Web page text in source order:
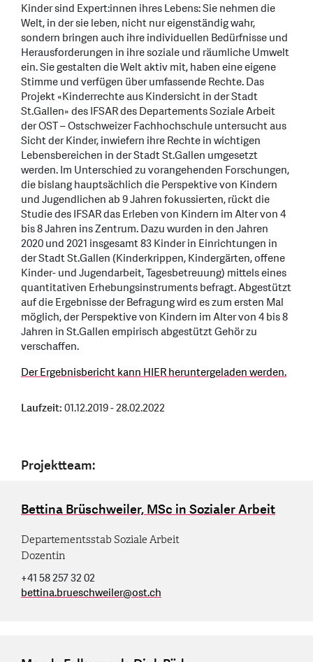
Kinder sind Expert:innen ihres Lebens: Sie nehmen die
Welt, in der sie leben, nicht nur eigenständig wahr,
sondern bringen auch ihre individuellen Bedürfnisse und
Herausforderungen in ihre soziale und räumliche Umwelt
ein. Sie gestalten die Welt aktiv mit, haben eine eigene
Stimme und verfügen über umfassende Rechte. Das
Projekt «Kinderrechte aus Kindersicht in der Stadt
St.Gallen» des IFSAR des Departements Soziale Arbeit
der OST – Ostschweizer Fachhochschule untersucht aus
Sicht der Kinder, inwiefern ihre Rechte in wichtigen
Lebensbereichen in der Stadt St.Gallen umgesetzt
werden. Im Unterschied zu vorangehenden Forschungen,
die bislang hauptsächlich die Perspektive von Kindern
und Jugendlichen ab 9 Jahren fokussierten, rückt die
Studie des IFSAR das Erleben von Kindern im Alter von 4
bis 8 Jahren ins Zentrum. Dazu wurden in den Jahren
2020 und 2021 insgesamt 83 Kinder in Einrichtungen in
der Stadt St.Gallen (Kinderkrippen, Kindergärten, offene
Kinder- und Jugendarbeit, Tagesbetreuung) mittels eines
quantitativen Erhebungsinstruments befragt. Abgestützt
auf die Ergebnisse der Befragung wird es zum ersten Mal
möglich, der Perspektive von Kindern im Alter von 4 bis 8
Jahren in St.Gallen empirisch abgestützt Gehör zu
verschaffen.
Der Ergebnisbericht kann HIER heruntergeladen werden.
Laufzeit:01.12.2019 - 28.02.2022
Projektteam:
Bettina Brüschweiler, MSc in Sozialer Arbeit
Departementsstab Soziale Arbeit
Dozentin
+41 58 257 32 02
bettina.brueschweiler@ost.ch